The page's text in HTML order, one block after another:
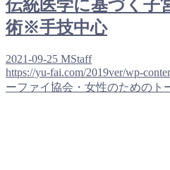
伝統医学に基づく子
術※手技中心
2021-09-25 MStaff
https://yu-fai.com/2019ver/wp-
ーファイ協会・女性のためのト